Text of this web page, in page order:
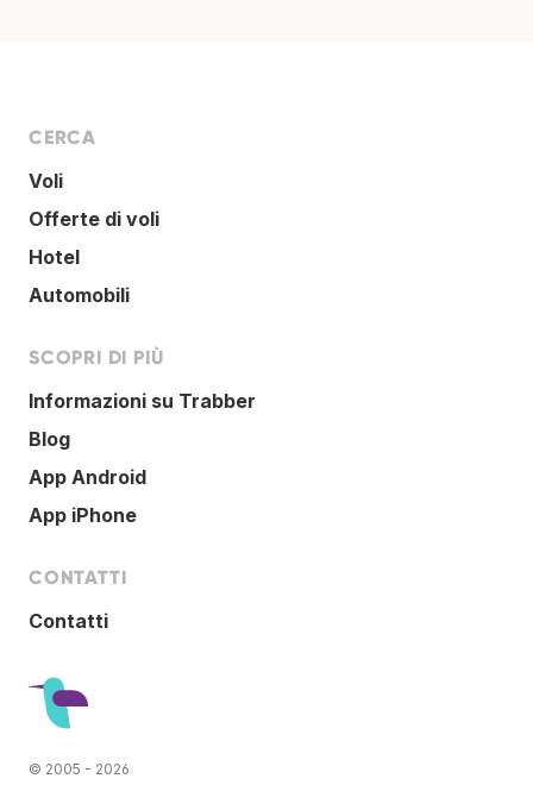
CERCA
Voli
Offerte di voli
Hotel
Automobili
SCOPRI DI PIÙ
Informazioni su Trabber
Blog
App Android
App iPhone
CONTATTI
Contatti
© 2005 - 2026